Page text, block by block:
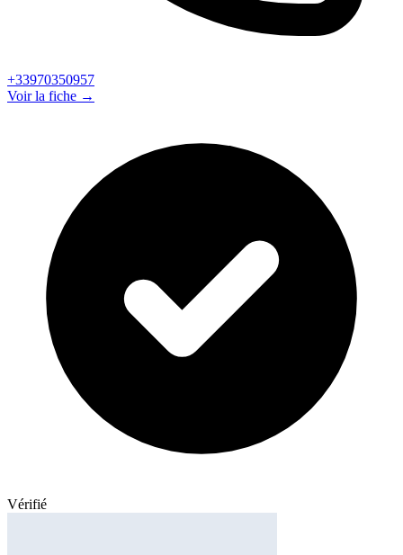
+33970350957
Voir la fiche →
Vérifié